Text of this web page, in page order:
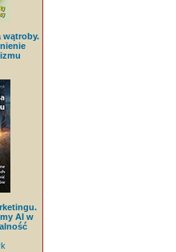
wątroby.
AI w